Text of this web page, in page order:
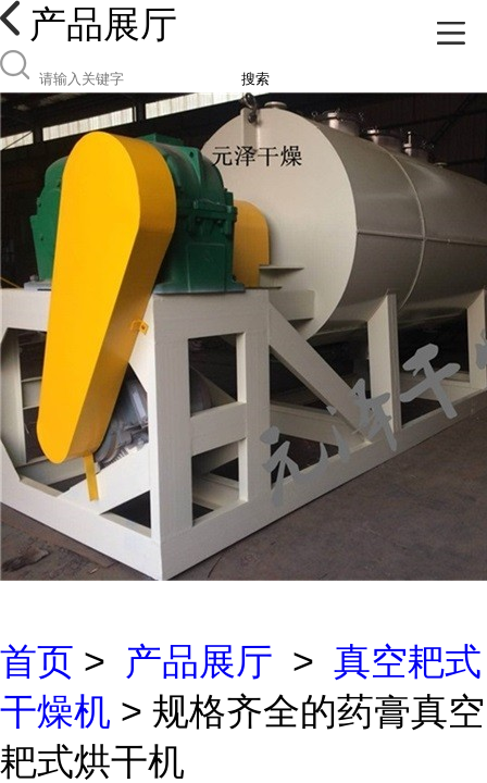
产品展厅
搜索
首页 > 产品展厅 > 真空耙式
干燥机 > 规格齐全的药膏真空
耙式烘干机